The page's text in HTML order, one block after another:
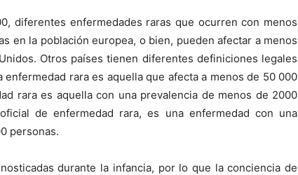
diferentes enfermedades raras que ocurren con menos
en la población europea, o bien, pueden afectar a menos
Otros países tienen diferentes definiciones legales
enfermedad rara es aquella que afecta a menos de 50 000
rara es aquella con una prevalencia de menos de 2000
de enfermedad rara, es una enfermedad con una
personas.
durante la infancia, por lo que la conciencia de